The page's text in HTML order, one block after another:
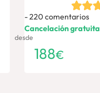
220 comentarios
desde
188€
Cancelación gratuita